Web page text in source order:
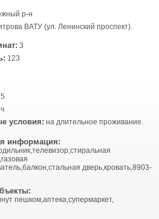
р-н
ВАТУ (ул. Ленинский проспект).
3
123
условия: на длительное проживание.
информация:
дверь,кровать,8903-
пешком,аптека,супермаркет,